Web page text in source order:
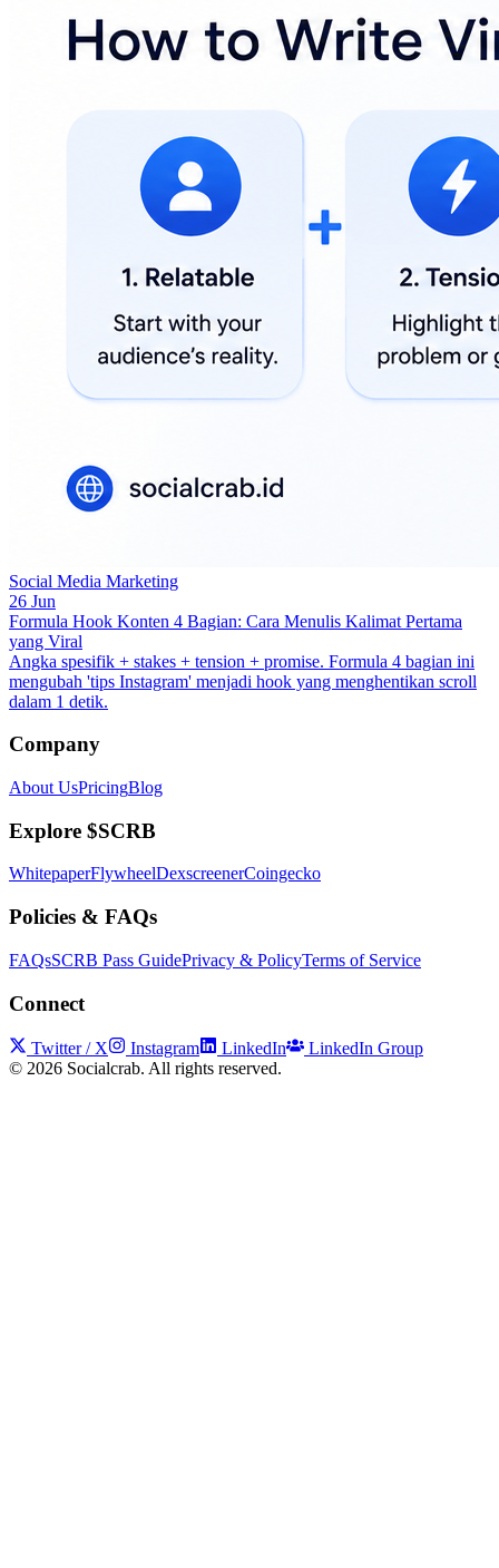
Social Media Marketing
26 Jun
Formula Hook Konten 4 Bagian: Cara Menulis Kalimat Pertama
yang Viral
Angka spesifik + stakes + tension + promise. Formula 4 bagian ini
mengubah 'tips Instagram' menjadi hook yang menghentikan scroll
dalam 1 detik.
Company
About UsPricingBlog
Explore $SCRB
WhitepaperFlywheelDexscreenerCoingecko
Policies & FAQs
FAQsSCRB Pass GuidePrivacy & PolicyTerms of Service
Connect
Twitter / X Instagram LinkedIn
LinkedIn Group
© 2026 Socialcrab. All rights reserved.